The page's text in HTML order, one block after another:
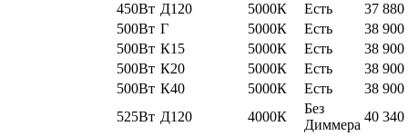
450Вт Д120 5000К Есть
37 880
500Вт Г 5000К Есть
38 900
500Вт К15 5000К Есть
38 900
500Вт К20 5000К Есть
38 900
500Вт К40 5000К Есть
38 900
525Вт Д120 4000К
Без
Диммера
40 340